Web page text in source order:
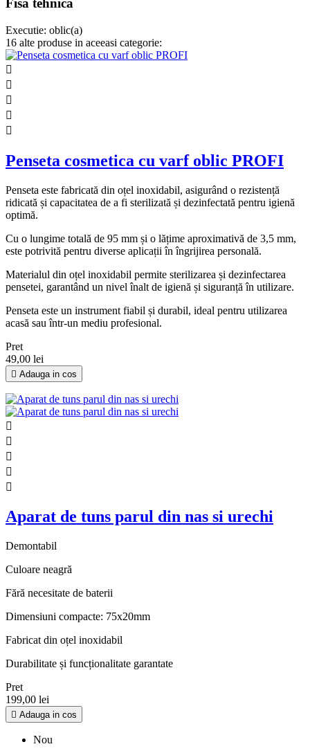
Fisa tehnica
Executie: oblic(a)
16 alte produse in aceeasi categorie:





Penseta cosmetica cu varf oblic PROFI
Penseta este fabricată din oțel inoxidabil, asigurând o rezistență
ridicată și capacitatea de a fi sterilizată și dezinfectată pentru igienă
optimă.
Cu o lungime totală de 95 mm și o lățime aproximativă de 3,5 mm,
este potrivită pentru diverse aplicații în îngrijirea personală.
Materialul din oțel inoxidabil permite sterilizarea și dezinfectarea
pensetei, garantând un nivel înalt de igienă și siguranță în utilizare.
Penseta este un instrument fiabil și durabil, ideal pentru utilizarea
acasă sau într-un mediu profesional.
Pret
49,00 lei
 Adauga in cos





Aparat de tuns parul din nas si urechi
Demontabil
Culoare neagră
Fără necesitate de baterii
Dimensiuni compacte: 75x20mm
Fabricat din oțel inoxidabil
Durabilitate și funcționalitate garantate
Pret
199,00 lei
 Adauga in cos
Nou